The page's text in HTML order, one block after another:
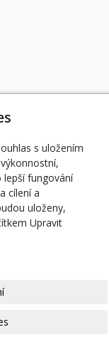
svaz zapsán ve
Praze, oddíl L, vložka
s uložením
lepší fungování
cílení a
uloženy,
Upravit